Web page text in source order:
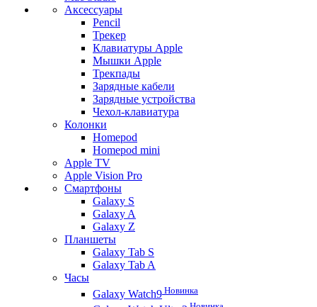
Аксессуары
Pencil
Трекер
Клавиатуры Apple
Мышки Apple
Трекпады
Зарядные кабели
Зарядные устройства
Чехол-клавиатура
Колонки
Homepod
Homepod mini
Apple TV
Apple Vision Pro
Смартфоны
Galaxy S
Galaxy A
Galaxy Z
Планшеты
Galaxy Tab S
Galaxy Tab A
Часы
Galaxy Watch9 Новинка